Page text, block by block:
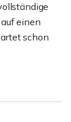
einen
schon